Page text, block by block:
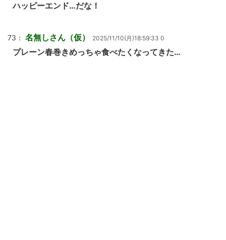
ハッピーエンド…だな！
73： 名無しさん（仮） 2025/11/10(月)18:59:33 0
プレーン春巻きめっちゃ食べたくなってきた…